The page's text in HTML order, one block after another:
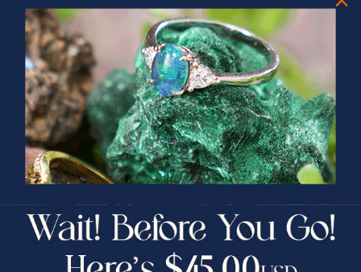
imposées aux opérations minières. Ces réglementations
protègent à la fois les travailleurs et l’environnement fragile
du désert. Vérifier la conformité légale assure un achat
sans compromis éthique.
PRIZES OF UNSPEAKABLE VALUE!
SPIN TO WIN
$75.00 CASH
25% Off
30% Off
40% Off